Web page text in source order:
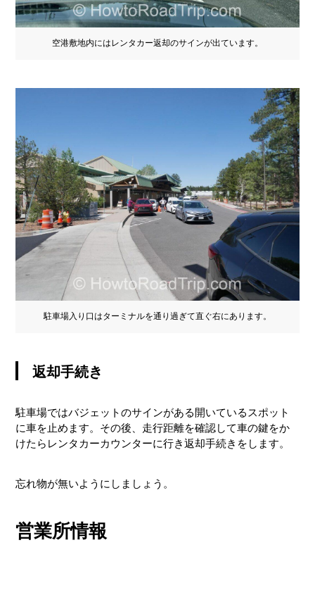
空港敷地内にはレンタカー返却のサインが出ています。
駐車場入り口はターミナルを通り過ぎて直ぐ右にあります。
返却手続き
駐車場ではバジェットのサインがある開いているスポット
に車を止めます。その後、走行距離を確認して車の鍵をか
けたらレンタカーカウンターに行き返却手続きをします。
忘れ物が無いようにしましょう。
営業所情報